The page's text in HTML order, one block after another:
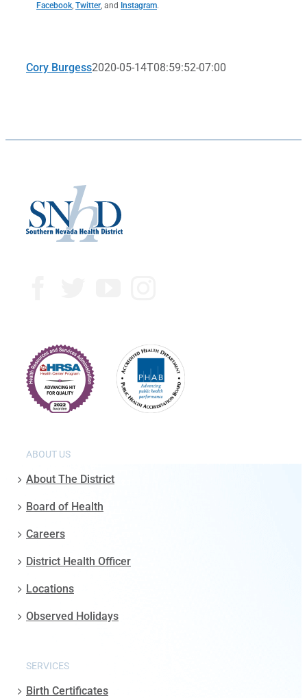
Facebook Twitter , and Instagram.
Cory Burgess2020-05-14T08:59:52-07:00
ABOUT US
About The District
Board of Health
Careers
District Health Officer
Locations
Observed Holidays
SERVICES
Birth Certificates